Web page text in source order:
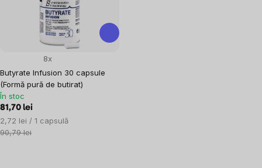
Butyrate Infusion 30 capsule
(Formă pură de butirat)
8x
În stoc
81,70 lei
Evaluare
preţ:
2,72 lei / 1 capsulă
90,79 lei